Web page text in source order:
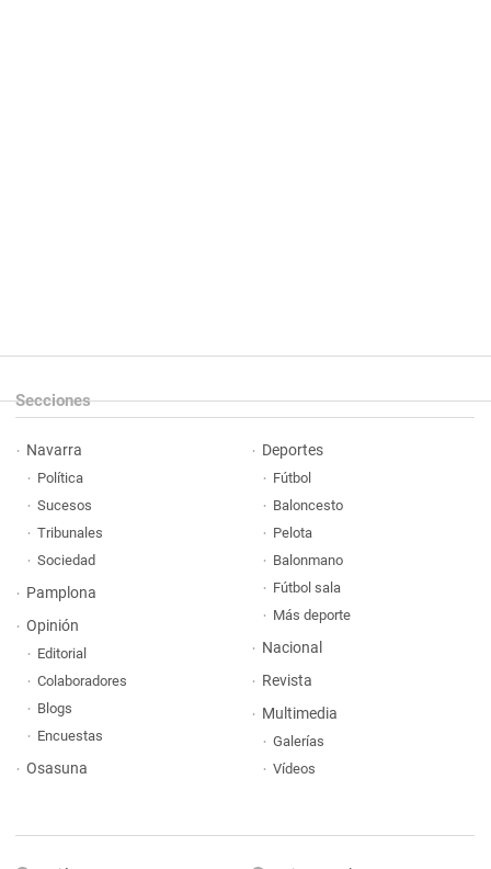
Secciones
Navarra
Política
Sucesos
Tribunales
Sociedad
Pamplona
Opinión
Editorial
Colaboradores
Blogs
Encuestas
Osasuna
Deportes
Fútbol
Baloncesto
Pelota
Balonmano
Fútbol sala
Más deporte
Nacional
Revista
Multimedia
Galerías
Vídeos